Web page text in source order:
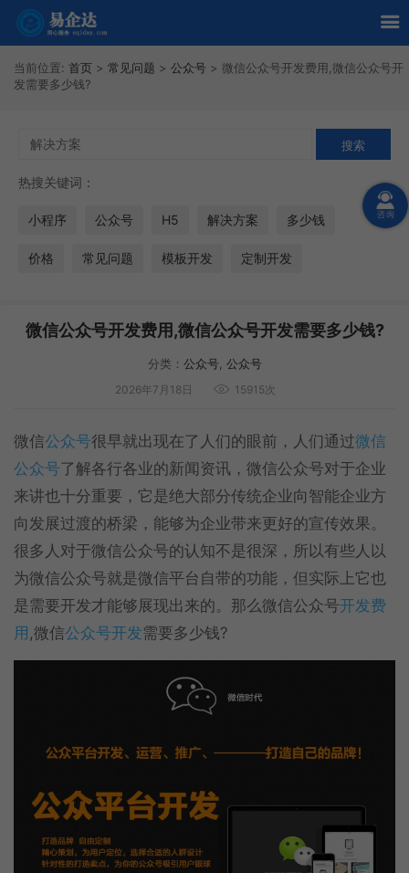
当前位置: 首页 > 常见问题 > 公众号 > 微信公众号开发费用,微信公众号开
发需要多少钱?
热搜关键词：
小程序 公众号 H5 解决方案 多少钱
价格 常见问题 模板开发 定制开发
微信公众号开发费用,微信公众号开发需要多少钱?
分类： 公众号 公众号
2026年7月18日 15915次
微信公众号很早就出现在了人们的眼前，人们通过微信
公众号了解各行各业的新闻资讯，微信公众号对于企业
来讲也十分重要，它是绝大部分传统企业向智能企业方
向发展过渡的桥梁，能够为企业带来更好的宣传效果。
很多人对于微信公众号的认知不是很深，所以有些人以
为微信公众号就是微信平台自带的功能，但实际上它也
是需要开发才能够展现出来的。那么微信公众号开发费
用 ,微信公众号开发需要多少钱?